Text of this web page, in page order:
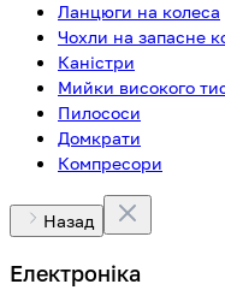
Ланцюги на колеса
Чохли на запасне
Каністри
Мийки високого
Пилососи
Домкрати
Компресори
Назад
Електроніка